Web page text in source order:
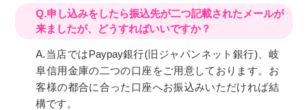
Q.申し込みをしたら振込先が二つ記載されたメールが
来ましたが、どうすればいいですか？
A.当店ではPaypay銀行(旧ジャパンネット銀行)、岐
阜信用金庫の二つの口座をご用意しております。お
客様の都合に合った口座へお振込みいただければ結
構です。